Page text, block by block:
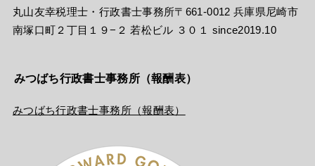
丸山友幸税理士・行政書士事務所〒661-0012 兵庫県尼崎市
南塚口町２丁目１９−２ 若松ビル ３０１ since2019.10
みつばち行政書士事務所（報酬表）
みつばち行政書士事務所（報酬表）